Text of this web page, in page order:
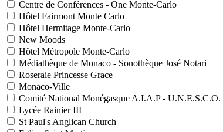
Centre de Conférences - One Monte-Carlo
Hôtel Fairmont Monte Carlo
Hôtel Hermitage Monte-Carlo
New Moods
Hôtel Métropole Monte-Carlo
Médiathèque de Monaco - Sonothèque José Notari
Roseraie Princesse Grace
Monaco-Ville
Comité National Monégasque A.I.A.P - U.N.E.S.C.O.
Lycée Rainier III
St Paul's Anglican Church